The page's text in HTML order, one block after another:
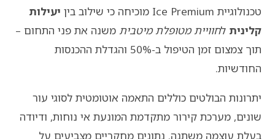
טכנולוגיית Ice Premium מוכיחה כי שילוב בין
יעילות
קלינית לחוויית מטופלת מיטבית משנה את פני התחום –
תוך צמצום זמן הטיפול ב-50% והגדלת ההכנסות
החודשיות.
יתרונות הבולטים כוללים התאמה אוטומטית לסוגי עור
שונים, מערכת קירור מתקדמת המונעת אי נוחות, ודיודה
בעלת עוצמה משתנה. נתונים מחקריים מצביעים על